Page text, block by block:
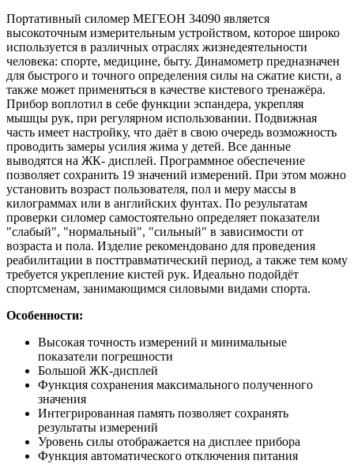
Портативный силомер МЕГЕОН 34090 является
высокоточным измерительным устройством, которое широко
используется в различных отраслях жизнедеятельности
человека: спорте, медицине, быту. Динамометр предназначен
для быстрого и точного определения силы на сжатие кисти, а
также может применяться в качестве кистевого тренажёра.
Прибор воплотил в себе функции эспандера, укрепляя
мышцы рук, при регулярном использовании. Подвижная
часть имеет настройку, что даёт в свою очередь возможность
проводить замеры усилия жима у детей. Все данные
выводятся на ЖК- дисплей. Программное обеспечение
позволяет сохранить 19 значений измерений. При этом можно
установить возраст пользователя, пол и меру массы в
килограммах или в английских фунтах. По результатам
проверки силомер самостоятельно определяет показатели
"слабый", "нормальный", "сильный" в зависимости от
возраста и пола. Изделие рекомендовано для проведения
реабилитации в посттравматический период, а также тем кому
требуется укрепление кистей рук. Идеально подойдёт
спортсменам, занимающимся силовыми видами спорта.
Особенности:
Высокая точность измерений и минимальные
показатели погрешности
Большой ЖК-дисплей
Функция сохранения максимального полученного
значения
Интегрированная память позволяет сохранять
результаты измерений
Уровень силы отображается на дисплее прибора
Функция автоматического отключения питания